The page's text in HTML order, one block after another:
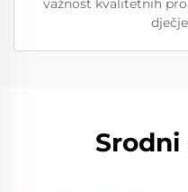
važnost kvalitetnih